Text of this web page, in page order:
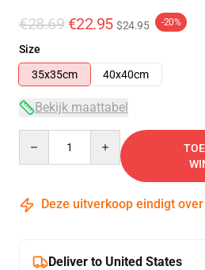
€28.69 €22.95 $24.95 -20%
Size
35x35cm
40x40cm
Bekijk maattabel
Deze uitverkoop eindigt over
Deliver to United States